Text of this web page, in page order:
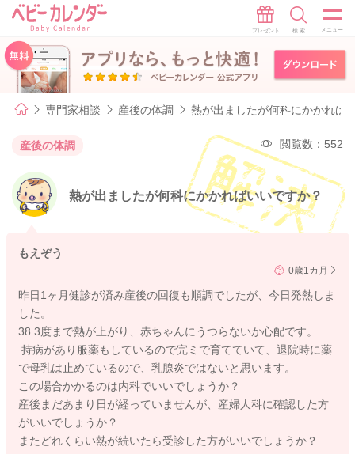
専門家相談 産後の体調 熱が出ましたが何科にかかれば
産後の体調 閲覧数：552
熱が出ましたが何科にかかればいいですか？
もえぞう
0歳1カ月
昨日1ヶ月健診が済み産後の回復も順調でしたが、今日発熱しま
した。
38.3度まで熱が上がり、赤ちゃんにうつらないか心配です。
持病があり服薬もしているので完ミで育てていて、退院時に薬
で母乳は止めているので、乳腺炎ではないと思います。
この場合かかるのは内科でいいでしょうか？
産後まだあまり日が経っていませんが、産婦人科に確認した方
がいいでしょうか？
またどれくらい熱が続いたら受診した方がいいでしょうか？